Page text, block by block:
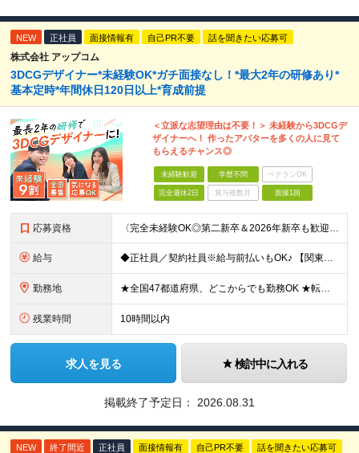
NEW 正社員 面接情報有 自己PR不要 話を聞きたい応募可
株式会社 アップコム
3DCGデザイナー*未経験OK*ガチ面接なし！*最大2年の研修あり*
基本定時*年間休日120日以上*育成前提
＜立派な志望理由は不要！＞ 未経験から3DCGデ
ザイナーへ！ 作ったアバターを多くの人に見て
もらえるチャンス◎
未経験歓迎 学歴不問 ベテランOK
完全週休2日 賞与複数月 面接1回
応募資格 〈完全未経験OK◎第二新卒＆2026年新卒も歓迎します！〉 ☆「VtubeやVRChatが気になる！」の志望動機でOK ☆社会人デビューOK／学歴・経歴不問 未経験スタート前提のポテンシャル採用。
給与 ◆正社員／契約社員※給与前払いもOK♪ 【関東（一都三県）】 月給25万円～ ※固定残業代（月20時間分／月3万2383円）を含む。超過分は別途支給。 ※試用期間中の給与は月給23万円～ 【関東（北
勤務地 ★全国47都道府県、どこからでも勤務OK ★転勤なし！腰を据えて活躍◎ ★マイカー通勤OK（拠点による） ★業務に慣れたら、ゆくゆくはリモート併用やフルリモートも可能 全国のお客様先にて勤務していた
残業時間 10時間以内
求人を見る 検討中に入れる
掲載終了予定日： 2026.08.31
NEW 終了間近 正社員 面接情報有 自己PR不要 話を聞きたい応募可